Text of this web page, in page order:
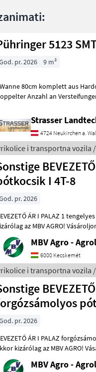
5123
pr. 2026 9 m³
80cm komplett aus
Anzahl an
Strasser
4724 Neukirchen a.
i transportna vozila
I 4T-8
pr. 2026
ÁR I PALAZ 1 tengelyes
az MBV AGRO! Vásároljon
legnagyobb PALAZ kereskedőitő
MBV Agro -
6000 Kecskemét
i transportna vozila
pr. 2026
ÁR I PALAZ
kizárólag az MBV AGRO!
a régió legnagyobb PALAZ
MBV Agro -